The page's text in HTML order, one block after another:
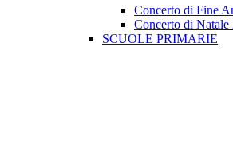
Concerto di Fine
Concerto di Natale
SCUOLE PRIMARIE